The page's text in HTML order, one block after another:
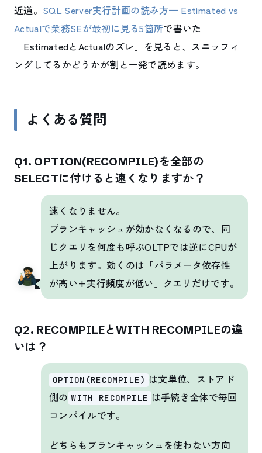
近道。 SQL Server実行計画の読み方— Estimated vs
Actualで業務SEが最初に見る5箇所で書いた
「EstimatedとActualのズレ」を見ると、スニッフィ
ングしてるかどうかが割と一発で読めます。
よくある質問
Q1. OPTION(RECOMPILE)を全部の
SELECTに付けると速くなりますか？
速くなりません。
プランキャッシュが効かなくなるので、同
じクエリを何度も呼ぶOLTPでは逆にCPUが
上がります。効くのは「パラメータ依存性
が高い+実行頻度が低い」クエリだけです。
Q2. RECOMPILEとWITH RECOMPILEの違
いは？
OPTION(RECOMPILE) は文単位、ストアド
側の WITH RECOMPILE は手続き全体で毎回
コンパイルです。
どちらもプランキャッシュを使わない方向